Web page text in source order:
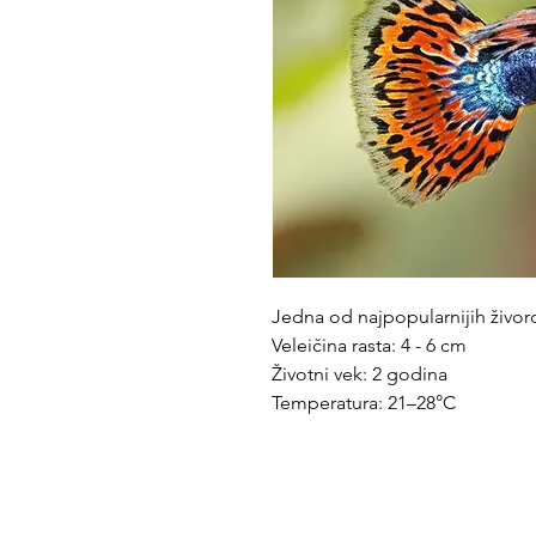
Jedna od najpopularnijih
Veleičina rasta: 4 - 6 cm
Životni vek: 2 godina
Temperatura: 21–28°C